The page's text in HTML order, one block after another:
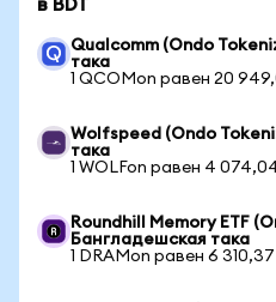
в BDT
Qualcomm (Ondo
така
1 QCOMon равен 20
Wolfspeed (Ondo
така
1 WOLFon равен 4
Roundhill Memory ETF
Бангладешская така
1 DRAMon равен 6 310,37